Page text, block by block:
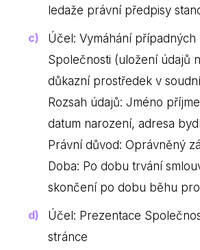
ledaže právní předpisy
Účel: Vymáhání případných
Společnosti (uložení údajů
důkazní prostředek v
Rozsah údajů: Jméno
datum narození, adresa
Právní důvod: Oprávněný
Doba: Po dobu trvání
skončení po dobu běhu
Účel: Prezentace
stránce